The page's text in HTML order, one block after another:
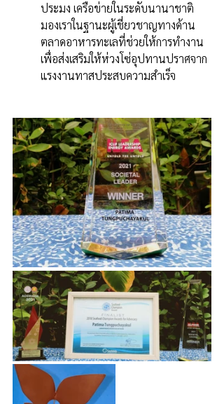
ประมง เครือข่ายในระดับนานาชาติ
มองเราในฐานะผู้เชี่ยวชาญทางด้าน
ตลาดอาหารทะเลที่ช่วยให้การทำงาน
เพื่อส่งเสริมให้ห่วงโซ่อุปทานปราศจาก
แรงงานทาสประสบความสำเร็จ